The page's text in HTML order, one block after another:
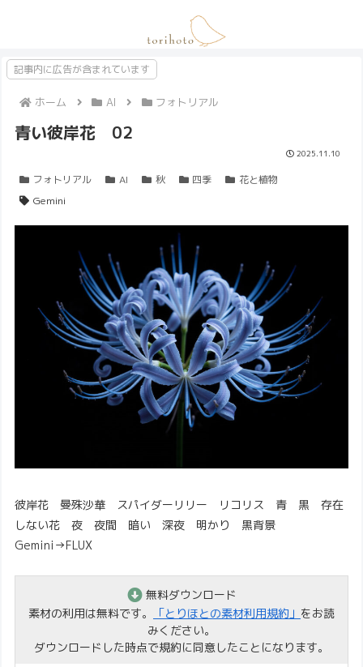
記事内に広告が含まれています
ホーム AI フォトリアル
青い彼岸花 02
2025.11.10
フォトリアル AI 秋 四季
花と植物
Gemini
彼岸花 曼殊沙華 スパイダーリリー リコリス 青 黒 存在
しない花 夜 夜間 暗い 深夜 明かり 黒背景
Gemini→FLUX
無料ダウンロード
素材の利用は無料です。
「とりほとの素材利用規約」 をお読
みください。
ダウンロードした時点で規約に同意したことになります。